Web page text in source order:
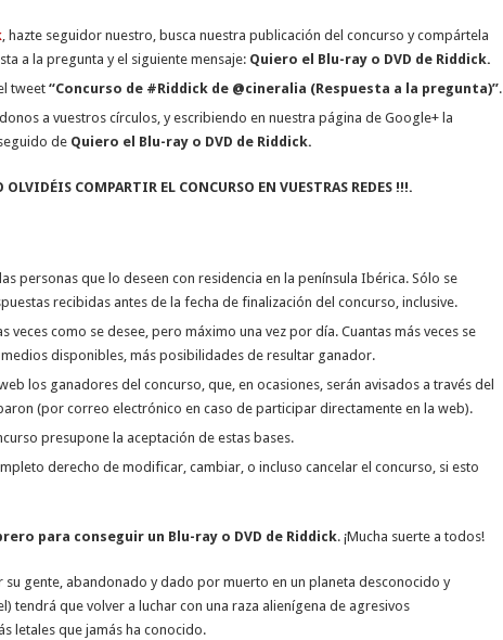
, hazte seguidor nuestro, busca nuestra publicación del concurso y compártela
a la pregunta y el siguiente mensaje: Quiero el Blu-ray o DVD de Riddick.
tweet“Concurso de #Riddick de @cineralia (Respuesta a la pregunta)”.
a vuestros círculos, y escribiendo en nuestra página de Google+ la
de Quiero el Blu-ray o DVD de Riddick.
OLVIDÉIS COMPARTIR EL CONCURSO EN VUESTRAS REDES !!!.
personas que lo deseen con residencia en la península Ibérica. Sólo se
recibidas antes de la fecha de finalización del concurso, inclusive.
veces como se desee, pero máximo una vez por día. Cuantas más veces se
disponibles, más posibilidades de resultar ganador.
los ganadores del concurso, que, en ocasiones, serán avisados a través del
(por correo electrónico en caso de participar directamente en la web).
presupone la aceptación de estas bases.
derecho de modificar, cambiar, o incluso cancelar el concurso, si esto
para conseguir un Blu-ray o DVD de Riddick. ¡Mucha suerte a todos!
gente, abandonado y dado por muerto en un planeta desconocido y
tendrá que volver a luchar con una raza alienígena de agresivos
letales que jamás ha conocido.